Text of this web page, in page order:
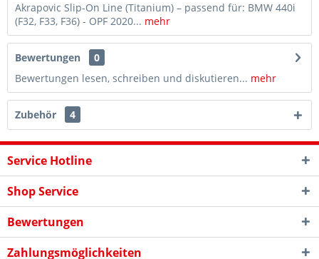
Akrapovic Slip-On Line (Titanium) – passend für: BMW 440i
(F32, F33, F36) - OPF 2020... mehr
Bewertungen
0
Bewertungen lesen, schreiben und diskutieren... mehr
Zubehör 4
Service Hotline
Shop Service
Bewertungen
Zahlungsmöglichkeiten